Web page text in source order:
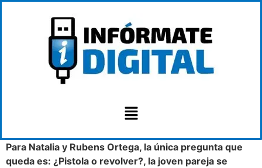
Para Natalia y Rubens Ortega, la única pregunta que
queda es: ¿Pistola o revolver?, la joven pareja se